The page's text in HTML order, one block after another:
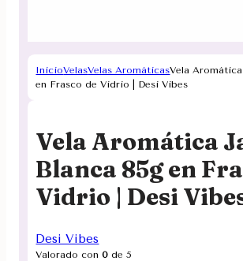
InicioVelasVelas AromáticasVela
en Frasco de Vidrio | Desi Vibes
Vela Aromática
Blanca 85g en
Vidrio | Desi
Desi Vibes
Valorado con0 de 5